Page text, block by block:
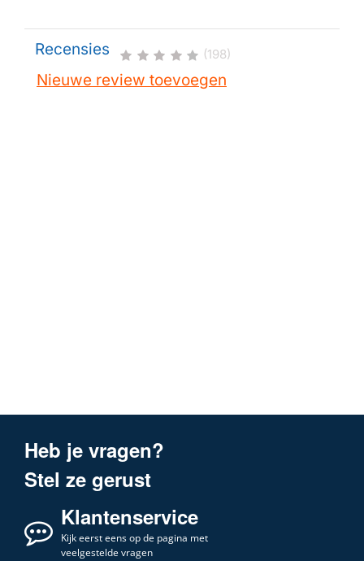
Recensies (198)
Nieuwe review toevoegen
Heb je vragen?
Stel ze gerust
Klantenservice
Kijk eerst eens op de pagina met
veelgestelde vragen